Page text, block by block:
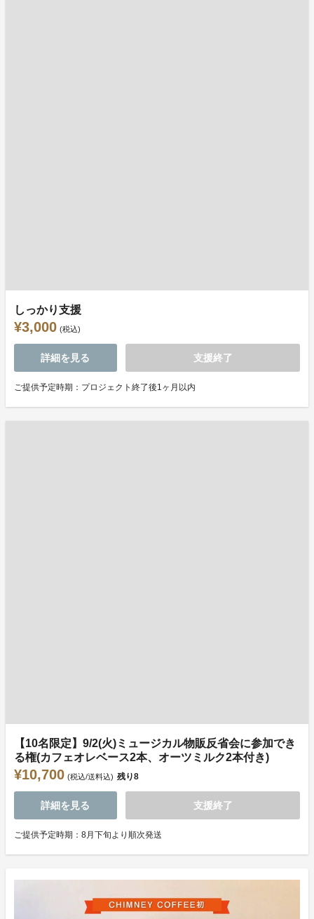
しっかり支援
¥3,000 (税込)
詳細を見る 支援終了
ご提供予定時期：プロジェクト終了後1ヶ月以内
【10名限定】9/2(火)ミュージカル物販反省会に参加でき
る権(カフェオレベース2本、オーツミルク2本付き)
¥10,700 (税込/送料込) 残り8
詳細を見る 支援終了
ご提供予定時期：8月下旬より順次発送